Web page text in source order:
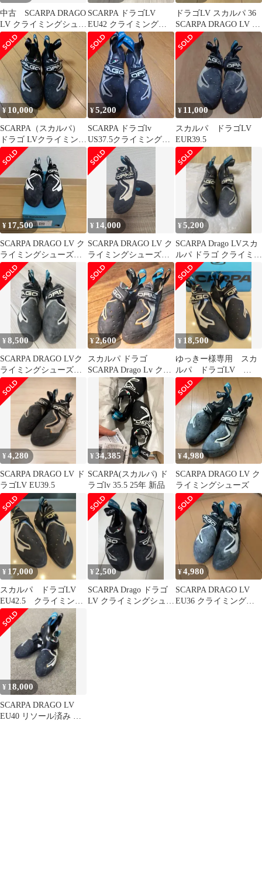
中古 SCARPA DRAGO
LV クライミングシュー
ズ
SCARPA ドラゴLV
EU42 クライミングシ
ューズ ローボリューム
ドラゴLV スカルパ 36
SCARPA DRAGO LV ク
ライミングシューズ
¥ 10,000
SCARPA（スカルパ）
ドラゴ LVクライミング
シューズ／EUR38.5
¥5,200
SCARPA ドラゴlv
US37.5クライミング
ボルダリング シュー
ズ
¥ 11,000
スカルパ ドラゴLV
EUR39.5
¥ 17,500
SCARPA DRAGO LV ク
ライミングシューズ
39.5
¥ 14,000
SCARPA DRAGO LV ク
ライミングシューズ
41.5(約26.5cm)
¥5,200
SCARPA Drago LVスカ
ルパ ドラゴ クライミン
グシューズ38 1/2
¥8,500
SCARPA DRAGO LVク
ライミングシューズ
EU40½ (25.5cm)
¥2,600
スカルパ ドラゴ
SCARPA Drago Lv クラ
イミング シューズ
¥ 18,500
ゆっきー様専用 スカ
ルパ ドラゴLV
EU41.5 クライミング
シューズ
¥4,280
SCARPA DRAGO LV ド
ラゴLV EU39.5
¥34,385
SCARPA(スカルパ) ド
ラゴlv 35.5 25年 新品
¥4,980
SCARPA DRAGO LV ク
ライミングシューズ
¥ 17,000
スカルパ ドラゴLV
EU42.5 クライミング
シューズ
¥ 2,500
SCARPA Drago ドラゴ
LV クライミングシュー
¥4,980
SCARPA DRAGO LV
EU36 クライミングシ
¥ 18,000
SCARPA DRAGO LV
EU40 リソール済み ス